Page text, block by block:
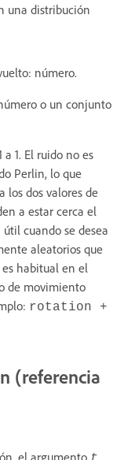
una distribución
número.
o un conjunto
1. El ruido no es
Perlin, lo que
los dos valores de
a estar cerca el
cuando se desea
aleatorios que
habitual en el
de movimiento
rotation +
(referencia
el argumento